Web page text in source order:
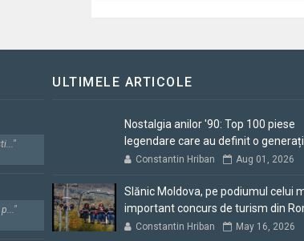
ULTIMELE ARTICOLE
Nostalgia anilor '90: Top 100 piese
legendare care au definit o
Constantin Hriban Aug 01, 2026
Slănic Moldova, pe podiumul celui
important concurs de turism din
Constantin Hriban May 16, 2026